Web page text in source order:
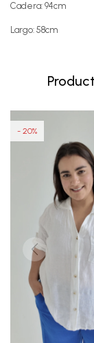
Cadera: 94cm
Largo: 58cm
20